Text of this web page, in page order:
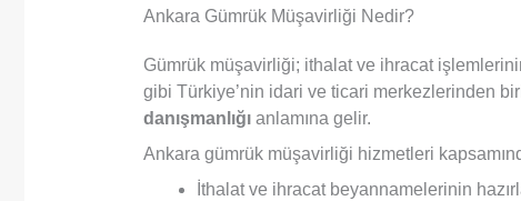
Ankara Gümrük Müşavirliği Nedir?
Gümrük müşavirliği; ithalat ve ihracat
gibi Türkiye’nin idari ve ticari merkezlerinden
danışmanlığıanlamına gelir.
Ankara gümrük müşavirliği hizmetleri
İthalat ve ihracat beyannamelerinin